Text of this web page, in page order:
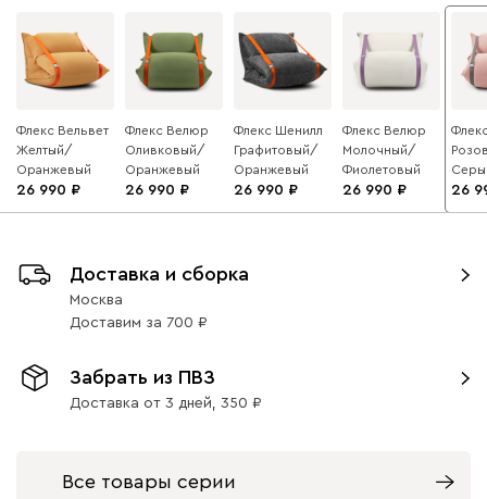
Флекс Вельвет
Желтый/
Оранжевый
26 990
Флекс Велюр
Оливковый/
Оранжевый
26 990
Флекс Шенилл
Графитовый/
Оранжевый
26 990
Флекс Велюр
Молочный/
Фиолетовый
26 990 26
Доставка и сборка
Москва
Доставим за 700
Забрать из ПВЗ
Доставка от 3 дней, 350
Все товары серии